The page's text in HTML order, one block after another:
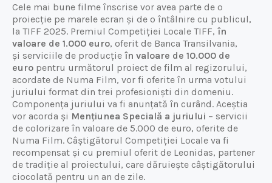
Cele mai bune filme înscrise vor avea parte de o
proiecție pe marele ecran și de o întâlnire cu publicul,
la TIFF 2025. Premiul Competiției Locale TIFF, în
valoare de 1.000 euro, oferit de Banca Transilvania,
și serviciile de producție în valoare de 10.000 de
euro pentru următorul proiect de film al regizorului,
acordate de Numa Film, vor fi oferite în urma votului
juriului format din trei profesioniști din domeniu.
Componența juriului va fi anunțată în curând. Aceștia
vor acorda și Mențiunea Specială a juriului – servicii
de colorizare în valoare de 5.000 de euro, oferite de
Numa Film. Câștigătorul Competiției Locale va fi
recompensat și cu premiul oferit de Leonidas, partener
de tradiție al proiectului, care dăruiește câștigătorului
ciocolată pentru un an de zile.